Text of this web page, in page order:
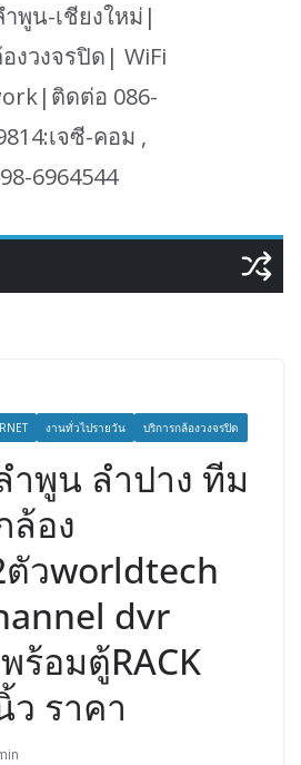
พูน-เชียงใหม่|
งวงจรปิด| WiFi
ติดต่อ 086-
เจซี-คอม ,
6964544
งานทั่วไปรายวัน บริการกล้องวงจรปิด
ำพูน ลำปาง ทีม
ล้อง
ตัวworldtech
dvr
ร้อมตู้RACK
ราคา